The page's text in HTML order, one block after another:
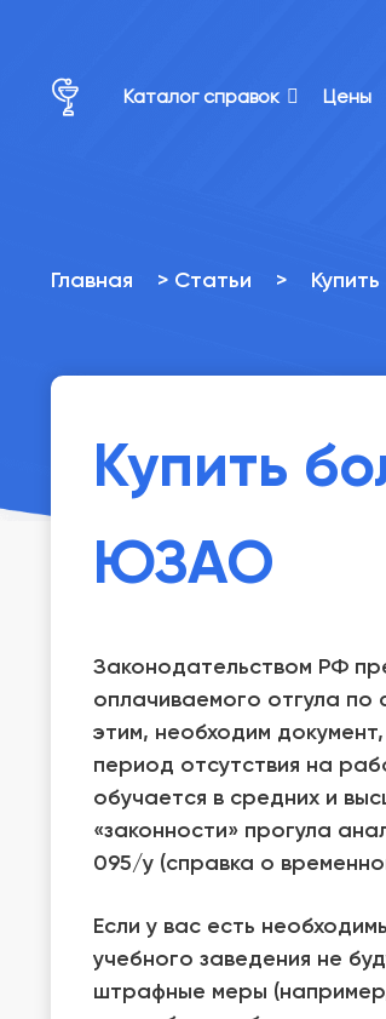
Каталог справок Цены
Главная > Статьи >
Купить
ЮЗАО
Законодательством РФ
оплачиваемого отгула по
этим, необходим
период отсутствия на
обучается в средних и
«законности» прогула
095/у (справка о
Если у вас есть
учебного заведения не
штрафные меры